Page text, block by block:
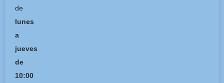
de
lunes
a
jueves
de
10:00